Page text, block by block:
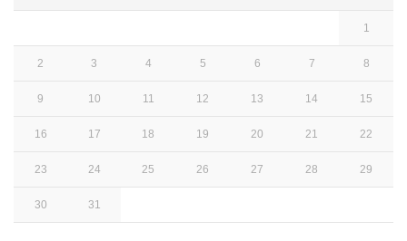
1
2 3 4 5 6 7 8
9 10 11 12 13 14 15
16 17 18 19 20 21 22
23 24 25 26 27 28 29
30 31